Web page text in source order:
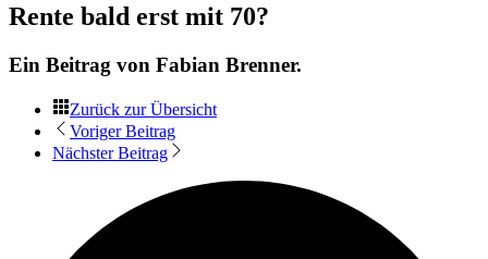
Rente bald erst mit 70?
Ein Beitrag von Fabian Brenner.
Zurück zur Übersicht
Voriger Beitrag
Nächster Beitrag